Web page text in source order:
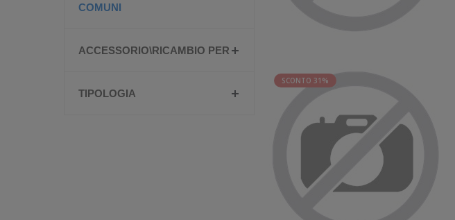
SCONTO 31%
COMUNI
ACCESSORIO\RICAMBIO PER
TIPOLOGIA